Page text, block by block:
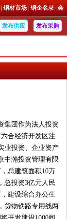
钢材市场 钢企名录 会
发布供应 发布采购
集团作为法人投资
合经济开发区注
业投资、企业资产
中瀚投资管理有限
总建筑面积10万
总投资3亿元人民
建设综合办公生
货物铁路专用线两